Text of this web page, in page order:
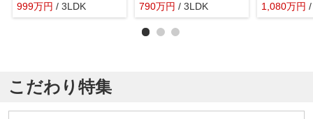
999万円 / 3LDK
790万円 / 3LDK 1,080万円
こだわり特集